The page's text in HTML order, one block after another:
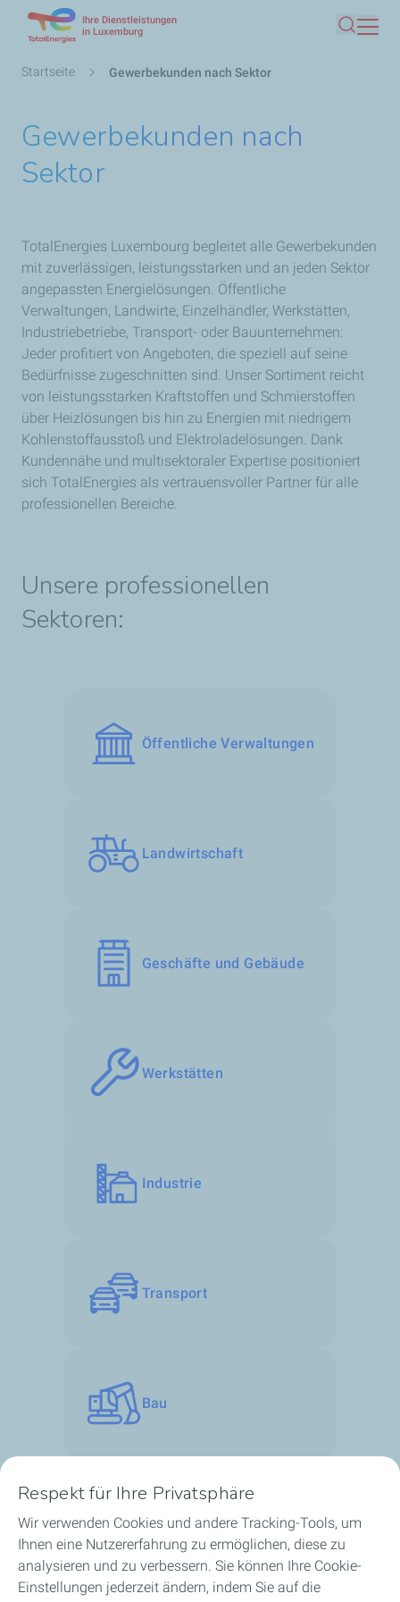
Inhalt
Ihre Dienstleistungen
in Luxemburg
Suche
Pfadnavigation
Startseite Gewerbekunden nach Sektor
Gewerbekunden nach
Sektor
TotalEnergies Luxembourg begleitet alle Gewerbekunden
mit zuverlässigen, leistungsstarken und an jeden Sektor
angepassten Energielösungen. Öffentliche
Verwaltungen, Landwirte, Einzelhändler, Werkstätten,
Industriebetriebe, Transport- oder Bauunternehmen:
Jeder profitiert von Angeboten, die speziell auf seine
Bedürfnisse zugeschnitten sind. Unser Sortiment reicht
von leistungsstarken Kraftstoffen und Schmierstoffen
über Heizlösungen bis hin zu Energien mit niedrigem
Kohlenstoffausstoß und Elektroladelösungen. Dank
Kundennähe und multisektoraler Expertise positioniert
sich TotalEnergies als vertrauensvoller Partner für alle
professionellen Bereiche.
Unsere professionellen
Sektoren:
Öffentliche Verwaltungen
Landwirtschaft
Geschäfte und Gebäude
Werkstätten
Industrie
Transport
Bau
Unsere Geschäftsbereiche in Luxemburg
Unsere Produkte
Respekt für Ihre Privatsphäre
Wir verwenden Cookies und andere Tracking-Tools, um
Ihnen eine Nutzererfahrung zu ermöglichen, diese zu
analysieren und zu verbessern. Sie können Ihre Cookie-
Einstellungen jederzeit ändern, indem Sie auf die